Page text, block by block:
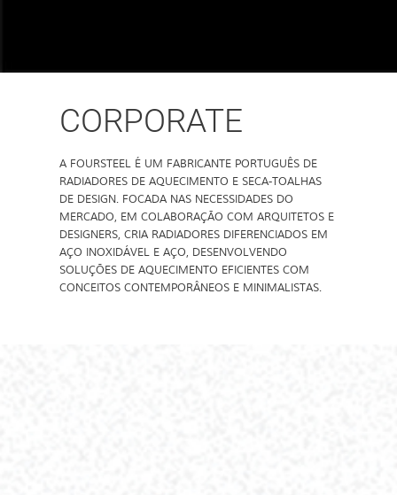
CORPORATE
A FOURSTEEL É UM FABRICANTE PORTUGUÊS DE
RADIADORES DE AQUECIMENTO E SECA-TOALHAS
DE DESIGN. FOCADA NAS NECESSIDADES DO
MERCADO, EM COLABORAÇÃO COM ARQUITETOS E
DESIGNERS, CRIA RADIADORES DIFERENCIADOS EM
AÇO INOXIDÁVEL E AÇO, DESENVOLVENDO
SOLUÇÕES DE AQUECIMENTO EFICIENTES COM
CONCEITOS CONTEMPORÂNEOS E MINIMALISTAS.